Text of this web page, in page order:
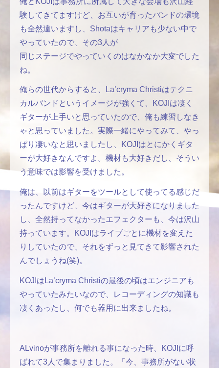
験してきてますけど、お互いが育ったバンドの環境
も全然違いますし、Shotaはキャリアも少ない中で
やっていたので、その3人が
同じステージでやっていくのはなかなか大変でした
ね。
俺らの世代からすると、La’cryma Christiはテクニ
カルバンドというイメージが強くて、KOJIは凄く
ギターが上手いと思っていたので、俺も練習しなき
ゃと思っていました。実際一緒にやってみて、やっ
ぱり凄いなと思いましたし、KOJIはとにかくギタ
ーが大好きなんですよ。機材も大好きだし、そうい
う意味では影響を受けました。
俺は、以前はギターをツールとして使ってる感じだ
ったんですけど、今はギターが大好きになりました
し、全然持ってなかったエフェクターも、今は沢山
持っています。KOJIはライブごとに機材を変えた
りしていたので、それをずっと見てきて影響された
んでしょうね(笑)。
KOJIはLa’cryma Christiの最後の頃はエンジニアも
やっていたみたいなので、レコーディングの知識も
凄くあったし、何でも器用に出来ましたね。
ALvinoが事務所を離れる事になった時、KOJIに呼
ばれて3人で集まりました。「今、事務所がない状